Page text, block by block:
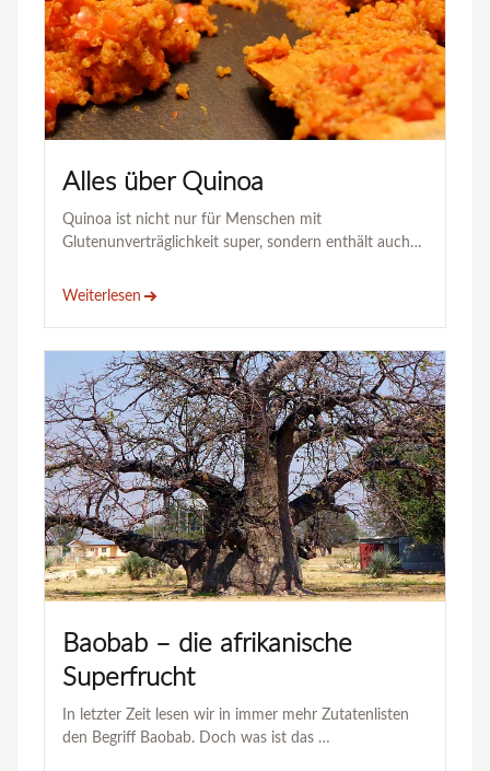
Alles über Quinoa
Quinoa ist nicht nur für Menschen mit
Glutenunverträglichkeit super, sondern enthält auch
Weiterlesen
Baobab – die afrikanische
Superfrucht
In letzter Zeit lesen wir in immer mehr Zutatenlisten
den Begriff Baobab. Doch was ist das …